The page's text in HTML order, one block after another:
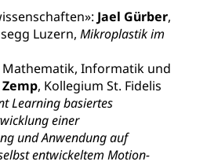
Jael Gürber,
Luzern, Mikroplastik im
Mathematik, Informatik und
Zemp, Kollegium St. Fidelis
Learning basiertes
einer
und Anwendung auf
entwickeltem Motion-
Kulturvermittlung
und Vermittlung
für Schulklassen
Filmförderung
Verkehr
Bahnverkehr,